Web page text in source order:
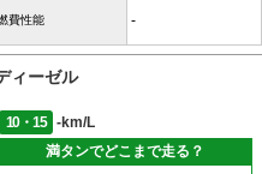
費性能 -
ィーゼル
10・15
-km/L
満タンでどこまで走る？